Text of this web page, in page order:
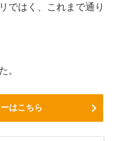
ではく、これまで通り
。
はこちら